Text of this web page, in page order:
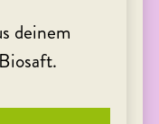
deinem